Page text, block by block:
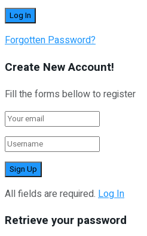
Forgotten Password?
Create New Account!
Fill the forms bellow to register
All fields are required. Log In
Retrieve your password